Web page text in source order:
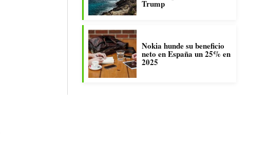
Trump
Nokia hunde su beneficio
neto en España un 25% en
2025